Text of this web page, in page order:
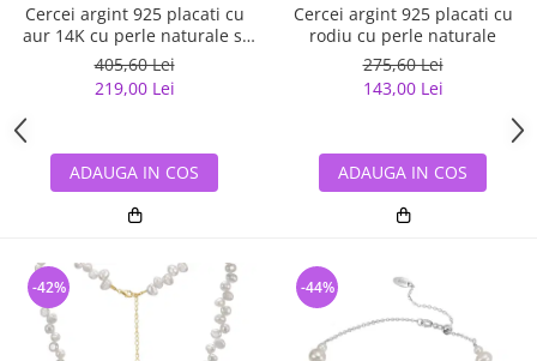
Cercei argint 925 placati cu
aur 14K cu perle naturale si
zirconiu
405,60 Lei
219,00 Lei
ADAUGA IN COS
Cercei argint 925 placati cu
rodiu cu perle naturale
275,60 Lei
143,00 Lei
ADAUGA IN COS
-42% -44%